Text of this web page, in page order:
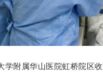
学附属华山医院虹桥院区